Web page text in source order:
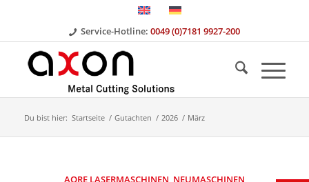
Service-Hotline:0049 (0)7181 9927-200
Du bist hier: Startseite / Gutachten / 2026 / März
AORE LASERMASCHINEN, NEUMASCHINEN